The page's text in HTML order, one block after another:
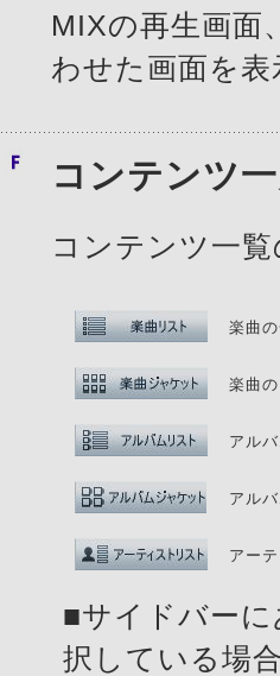
MIXの再生画面
わせた画面を
コンテンツ
コンテンツ一
楽曲
楽曲
アル
アル
アー
■サイドバー
択している場